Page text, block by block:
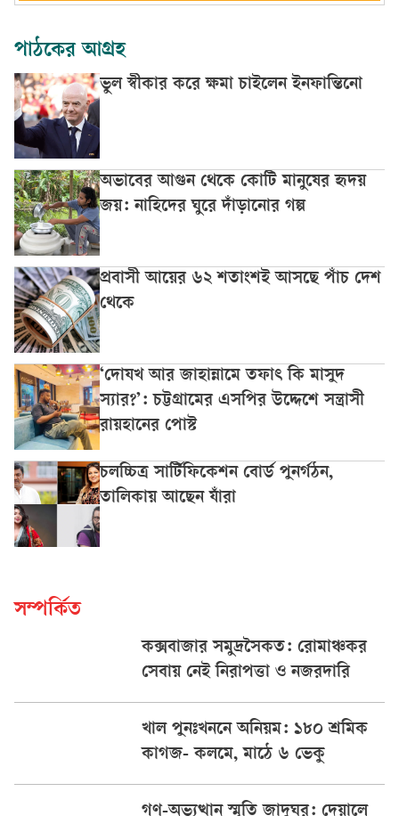
পাঠকের আগ্রহ
ভুল স্বীকার করে ক্ষমা চাইলেন ইনফান্তিনো
অভাবের আগুন থেকে কোটি মানুষের হৃদয়
জয়: নাহিদের ঘুরে দাঁড়ানোর গল্প
প্রবাসী আয়ের ৬২ শতাংশই আসছে পাঁচ দেশ
থেকে
‘দোযখ আর জাহান্নামে তফাৎ কি মাসুদ
স্যার?’: চট্টগ্রামের এসপির উদ্দেশে সন্ত্রাসী
রায়হানের পোস্ট
চলচ্চিত্র সার্টিফিকেশন বোর্ড পুনর্গঠন,
তালিকায় আছেন যাঁরা
সম্পর্কিত
কক্সবাজার সমুদ্রসৈকত: রোমাঞ্চকর
সেবায় নেই নিরাপত্তা ও নজরদারি
খাল পুনঃখননে অনিয়ম: ১৮০ শ্রমিক
কাগজ- কলমে, মাঠে ৬ ভেকু
গণ-অভ্যুত্থান স্মৃতি জাদুঘর: দেয়ালে